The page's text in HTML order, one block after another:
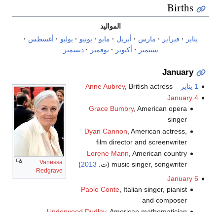
Births
المواليد
يناير
· فبراير · مارس · أبريل · مايو · يونيو · يوليو · أغسطس ·
سبتمبر
· أكتوبر · نوفمبر · ديسمبر
January
Vanessa
Redgrave
1 يناير –
Anne Aubrey, British actress
January 4
Grace Bumbry, American opera
singer
Dyan Cannon , American actress,
film director and screenwriter
Lorene Mann , American country
music singer, songwriter (ت.
2013
)
January 6
Paolo Conte , Italian singer, pianist
and composer